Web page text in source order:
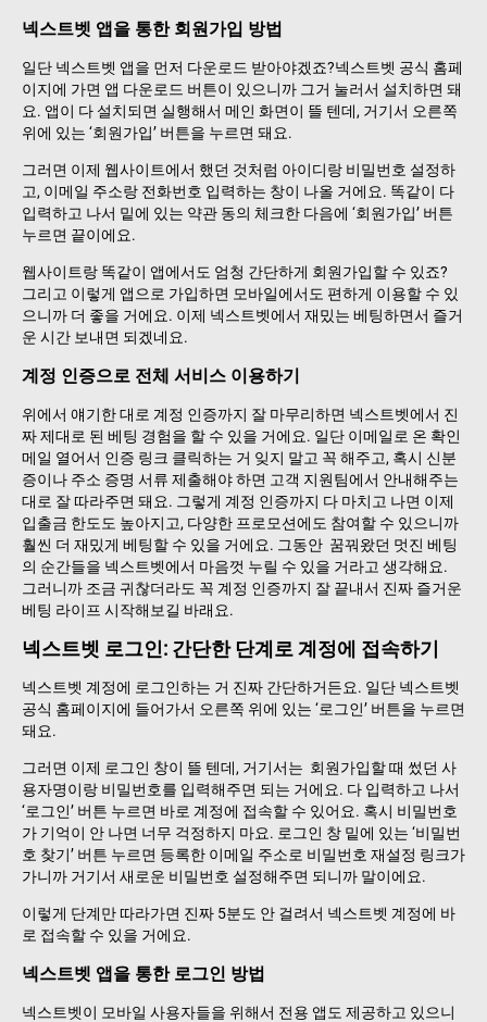
넥스트벳 앱을 통한 회원가입 방법
일단 넥스트벳 앱을 먼저 다운로드 받아야겠죠?넥스트벳 공식 홈페
이지에 가면 앱 다운로드 버튼이 있으니까 그거 눌러서 설치하면 돼
요. 앱이 다 설치되면 실행해서 메인 화면이 뜰 텐데, 거기서 오른쪽
위에 있는 ‘회원가입’ 버튼을 누르면 돼요.
그러면 이제 웹사이트에서 했던 것처럼 아이디랑 비밀번호 설정하
고, 이메일 주소랑 전화번호 입력하는 창이 나올 거에요. 똑같이 다
입력하고 나서 밑에 있는 약관 동의 체크한 다음에 ‘회원가입’ 버튼
누르면 끝이에요.
웹사이트랑 똑같이 앱에서도 엄청 간단하게 회원가입할 수 있죠?
그리고 이렇게 앱으로 가입하면 모바일에서도 편하게 이용할 수 있
으니까 더 좋을 거에요. 이제 넥스트벳에서 재밌는 베팅하면서 즐거
운 시간 보내면 되겠네요.
계정 인증으로 전체 서비스 이용하기
위에서 얘기한 대로 계정 인증까지 잘 마무리하면 넥스트벳에서 진
짜 제대로 된 베팅 경험을 할 수 있을 거에요. 일단 이메일로 온 확인
메일 열어서 인증 링크 클릭하는 거 잊지 말고 꼭 해주고, 혹시 신분
증이나 주소 증명 서류 제출해야 하면 고객 지원팀에서 안내해주는
대로 잘 따라주면 돼요. 그렇게 계정 인증까지 다 마치고 나면 이제
입출금 한도도 높아지고, 다양한 프로모션에도 참여할 수 있으니까
훨씬 더 재밌게 베팅할 수 있을 거에요. 그동안 꿈꿔왔던 멋진 베팅
의 순간들을 넥스트벳에서 마음껏 누릴 수 있을 거라고 생각해요.
그러니까 조금 귀찮더라도 꼭 계정 인증까지 잘 끝내서 진짜 즐거운
베팅 라이프 시작해보길 바래요.
넥스트벳 로그인: 간단한 단계로 계정에 접속하기
넥스트벳 계정에 로그인하는 거 진짜 간단하거든요. 일단 넥스트벳
공식 홈페이지에 들어가서 오른쪽 위에 있는 ‘로그인’ 버튼을 누르면
돼요.
그러면 이제 로그인 창이 뜰 텐데, 거기서는 회원가입할 때 썼던 사
용자명이랑 비밀번호를 입력해주면 되는 거에요. 다 입력하고 나서
‘로그인’ 버튼 누르면 바로 계정에 접속할 수 있어요. 혹시 비밀번호
가 기억이 안 나면 너무 걱정하지 마요. 로그인 창 밑에 있는 ‘비밀번
호 찾기’ 버튼 누르면 등록한 이메일 주소로 비밀번호 재설정 링크가
가니까 거기서 새로운 비밀번호 설정해주면 되니까 말이에요.
이렇게 단계만 따라가면 진짜 5분도 안 걸려서 넥스트벳 계정에 바
로 접속할 수 있을 거에요.
넥스트벳 앱을 통한 로그인 방법
넥스트벳이 모바일 사용자들을 위해서 전용 앱도 제공하고 있으니